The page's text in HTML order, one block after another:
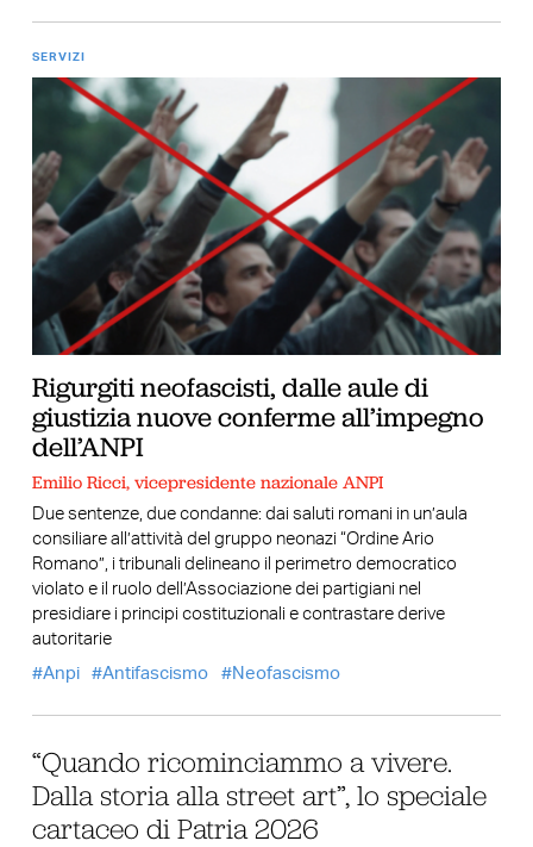
SERVIZI
Rigurgiti neofascisti, dalle aule di
giustizia nuove conferme all’impegno
dell’ANPI
Emilio Ricci, vicepresidente nazionale ANPI
Due sentenze, due condanne: dai saluti romani in un’aula
consiliare all’attività del gruppo neonazi “Ordine Ario
Romano”, i tribunali delineano il perimetro democratico
violato e il ruolo dell’Associazione dei partigiani nel
presidiare i principi costituzionali e contrastare derive
autoritarie
Anpi
Antifascismo Neofascismo
“Quando ricominciammo a vivere.
Dalla storia alla street art”, lo speciale
cartaceo di Patria 2026